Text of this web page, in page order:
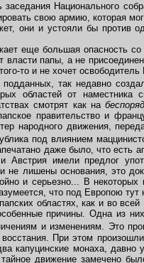
Национального
свою армию, которая
они и устояли бы против
еще большая опасность со
власти папы, а не
то и не хочет
так недавно
областей от
смотрят как на
правительство и
народного движения,
под влиянием
даже было, что есть
Австрия имели предлог
не лишены основания, это
и серьезно... В
что под Европою
областях, как и во
причины. Одна из
и изменениям. Это
При этом
капуцинские монаха,
движение замечено